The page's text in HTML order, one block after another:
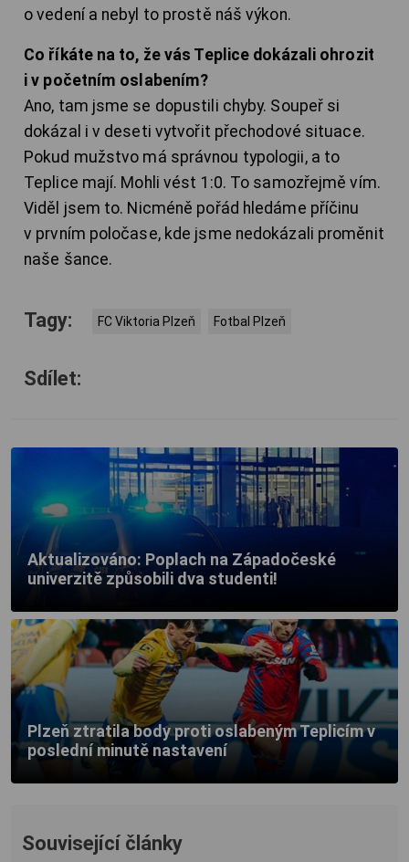
o vedení a nebyl to prostě náš výkon.
Co říkáte na to, že vás Teplice dokázali ohrozit
i v početním oslabením?
Ano, tam jsme se dopustili chyby. Soupeř si
dokázal i v deseti vytvořit přechodové situace.
Pokud mužstvo má správnou typologii, a to
Teplice mají. Mohli vést 1:0. To samozřejmě vím.
Viděl jsem to. Nicméně pořád hledáme příčinu
v prvním poločase, kde jsme nedokázali proměnit
naše šance.
Tagy: FC Viktoria Plzeň Fotbal Plzeň
Sdílet:
Aktualizováno: Poplach na Západočeské
univerzitě způsobili dva studenti!
Plzeň ztratila body proti oslabeným Teplicím v
poslední minutě nastavení
Související články